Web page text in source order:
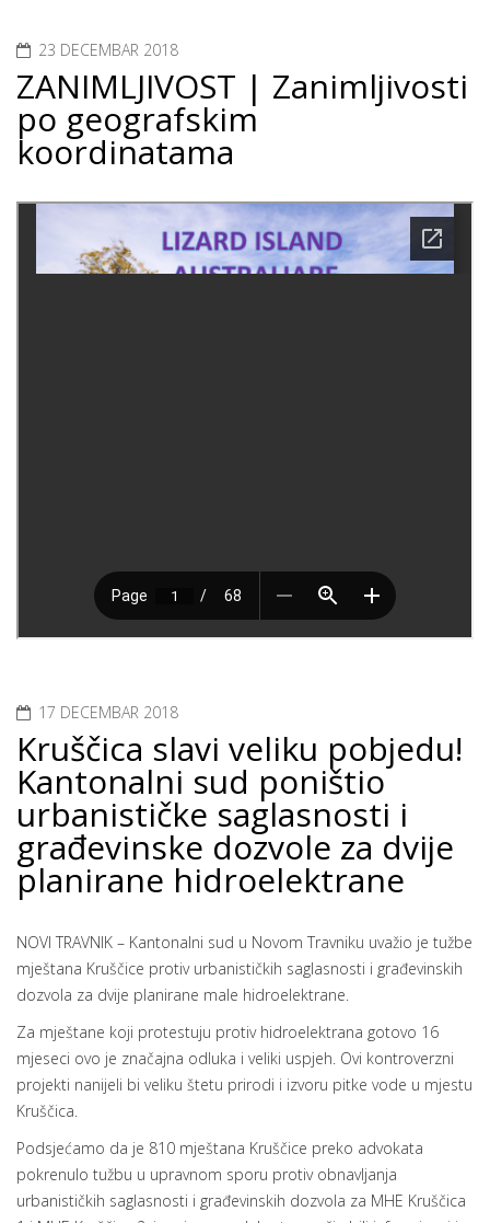
23 DECEMBAR 2018
ZANIMLJIVOST | Zanimljivosti
po geografskim
koordinatama
17 DECEMBAR 2018
Kruščica slavi veliku pobjedu!
Kantonalni sud poništio
urbanističke saglasnosti i
građevinske dozvole za dvije
planirane hidroelektrane
NOVI TRAVNIK – Kantonalni sud u Novom Travniku uvažio je tužbe
mještana Kruščice protiv urbanističkih saglasnosti i građevinskih
dozvola za dvije planirane male hidroelektrane.
Za mještane koji protestuju protiv hidroelektrana gotovo 16
mjeseci ovo je značajna odluka i veliki uspjeh. Ovi kontroverzni
projekti nanijeli bi veliku štetu prirodi i izvoru pitke vode u mjestu
Kruščica.
Podsjećamo da je 810 mještana Kruščice preko advokata
pokrenulo tužbu u upravnom sporu protiv obnavljanja
urbanističkih saglasnosti i građevinskih dozvola za MHE Kruščica